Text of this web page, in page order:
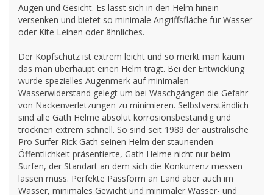
Augen und Gesicht. Es lässt sich in den Helm hinein
versenken und bietet so minimale Angriffsfläche für Wasser
oder Kite Leinen oder ähnliches.
Der Kopfschutz ist extrem leicht und so merkt man kaum
das man überhaupt einen Helm trägt. Bei der Entwicklung
wurde spezielles Augenmerk auf minimalen
Wasserwiderstand gelegt um bei Waschgängen die Gefahr
von Nackenverletzungen zu minimieren. Selbstverständlich
sind alle Gath Helme absolut korrosionsbeständig und
trocknen extrem schnell. So sind seit 1989 der australische
Pro Surfer Rick Gath seinen Helm der staunenden
Öffentlichkeit präsentierte, Gath Helme nicht nur beim
Surfen, der Standart an dem sich die Konkurrenz messen
lassen muss. Perfekte Passform an Land aber auch im
Wasser, minimales Gewicht und minimaler Wasser- und